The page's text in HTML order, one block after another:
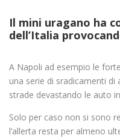
Il mini uragano ha
dell’Italia
A Napoli ad esempio le
una serie di sradicamenti
strade devastando le auto
Solo per caso non si sono
l’allerta resta per almeno